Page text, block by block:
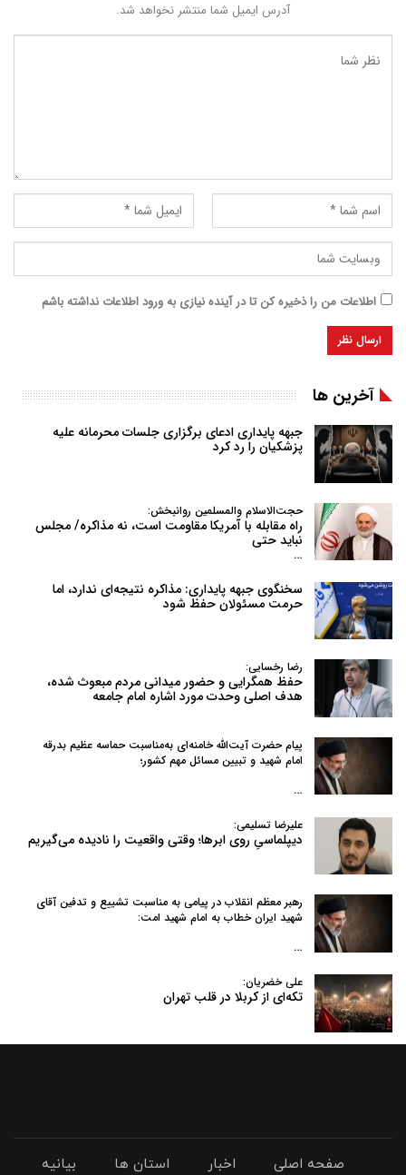
آدرس ایمیل شما منتشر نخواهد شد.
اطلاعات من را ذخیره کن تا در آینده نیازی به ورود اطلاعات نداشته باشم
آخرین ها
جبهه پایداری ادعای برگزاری جلسات محرمانه علیه
پزشکیان را رد کرد
حجت‌الاسلام والمسلمین روانبخش:
راه مقابله با آمریکا مقاومت است، نه مذاکره/ مجلس
نباید حتی
…
سخنگوی جبهه پایداری: مذاکره نتیجه‌ای ندارد، اما
حرمت مسئولان حفظ شود
رضا رخسایی:
حفظ همگرایی و حضور میدانی مردم مبعوث شده،
هدف اصلی وحدت مورد اشاره امام جامعه
پیام حضرت آیت‌الله خامنه‌ای به‌مناسبت حماسه عظیم بدرقه
امام شهید و تبیین مسائل مهم کشور؛
…
علیرضا تسلیمی:
دیپلماسیِ روی ابرها؛ وقتی واقعیت را نادیده می‌گیریم
رهبر معظم انقلاب در پیامی به‌ مناسبت تشییع و تدفین آقای
شهید ایران خطاب به امام شهید امت:
…
علی خضریان:
تکه‌ای از کربلا در قلب تهران
صفحه اصلی اخبار استان ها بیانیه